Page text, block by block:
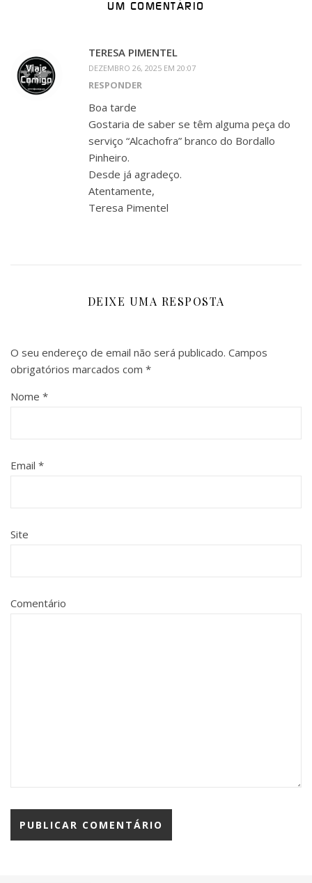
UM COMENTÁRIO
TERESA PIMENTEL
DEZEMBRO 26, 2025 EM 20:07
RESPONDER
Boa tarde
Gostaria de saber se têm alguma peça do
serviço “Alcachofra” branco do Bordallo
Pinheiro.
Desde já agradeço.
Atentamente,
Teresa Pimentel
DEIXE UMA RESPOSTA
O seu endereço de email não será publicado. Campos
obrigatórios marcados com *
Nome *
Email *
Site
Comentário